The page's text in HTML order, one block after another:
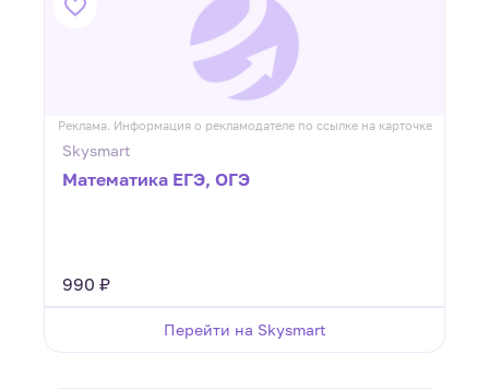
Реклама. Информация о рекламодателе по ссылке на карточке
Skysmart
Математика ЕГЭ, ОГЭ
990 ₽
Перейти на Skysmart